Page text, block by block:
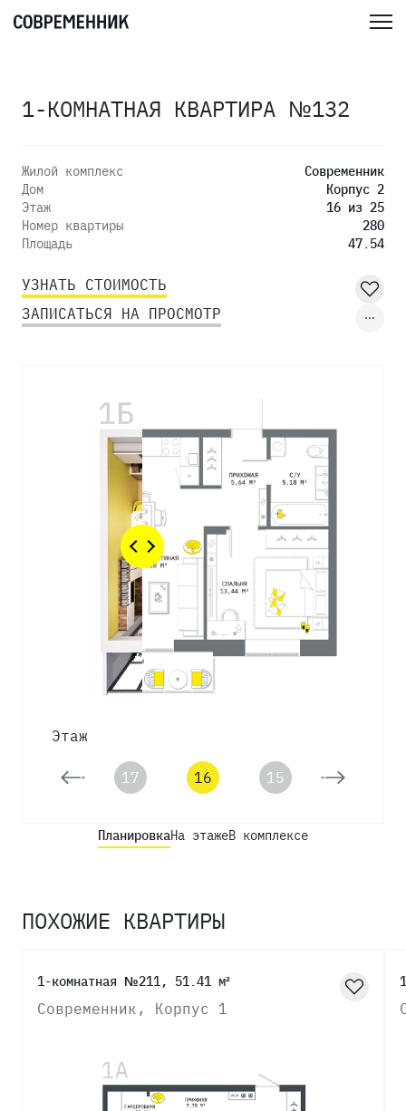
1-КОМНАТНАЯ КВАРТИРА №132
Жилой комплекс
Современник
Дом
Корпус 2
Этаж
16 из 25
Номер квартиры
280
Площадь
47.54
УЗНАТЬ СТОИМОСТЬ
ЗАПИСАТЬСЯ НА ПРОСМОТР
Этаж
18 17 16 15 14
ПланировкаНа этажеВ комплексе
ПОХОЖИЕ КВАРТИРЫ
1-комнатная №211, 51.41 м²
Современник, Корпус 1